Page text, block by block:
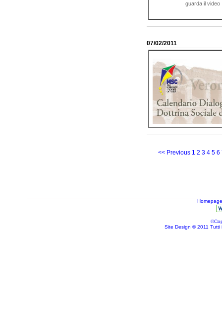
guarda il video
07/02/2011
<< Previous 1 2 3 4 5 6
Homepage
Site Design © 2011 Tutti